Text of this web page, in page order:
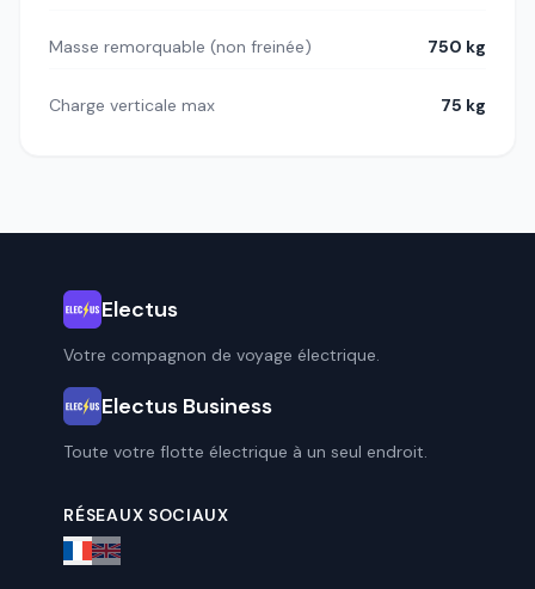
Masse remorquable (non freinée) 750 kg
Charge verticale max 75 kg
Electus
Votre compagnon de voyage électrique.
Electus Business
Toute votre flotte électrique à un seul endroit.
RÉSEAUX SOCIAUX